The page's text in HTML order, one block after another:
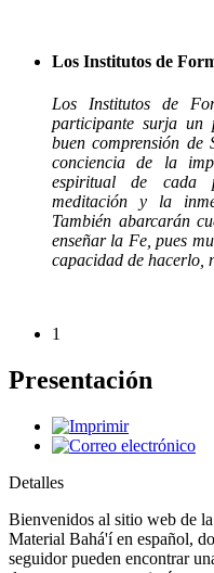
Los Institutos de
Los Institutos de
participante surja un
buen comprensión de
conciencia de la
espiritual de cada
meditación y la
También abarcarán
enseñar la Fe, pues
capacidad de hacerlo,
1
Presentación
Detalles
Bienvenidos al sitio web de
Material Bahá'í en español,
seguidor pueden encontrar